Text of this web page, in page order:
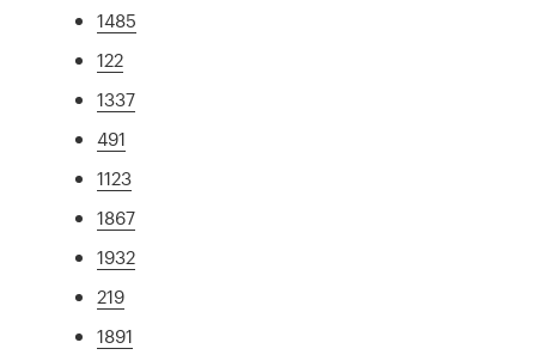
1485
122
1337
491
1123
1867
1932
219
1891